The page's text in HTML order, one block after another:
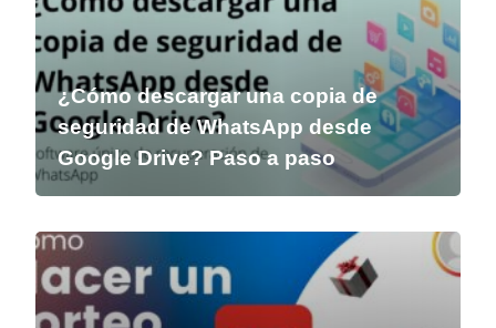
¿Cómo descargar una copia de
seguridad de WhatsApp desde
Google Drive? Paso a paso